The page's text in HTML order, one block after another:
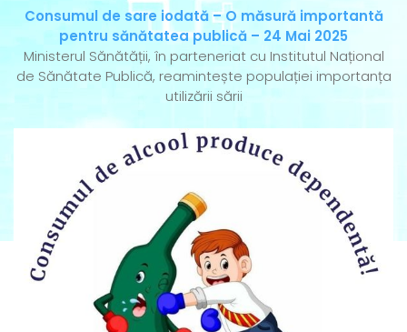
Consumul de sare iodată – O măsură importantă
pentru sănătatea publică – 24 Mai 2025
Ministerul Sănătății, în parteneriat cu Institutul Național
de Sănătate Publică, reamintește populației importanța
utilizării sării